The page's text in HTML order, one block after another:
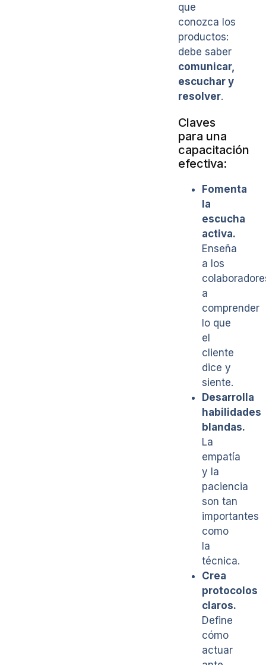
que
conozca los
productos:
debe saber
comunicar,
escuchar y
resolver.
Claves
para una
capacitación
efectiva:
Fomenta
la
escucha
activa.
Enseña
a los
a
comprender
lo que
el
cliente
dice y
siente.
Desarrolla
habilidades
blandas.
La
empatía
y la
paciencia
son tan
importantes
como
la
técnica.
Crea
protocolos
claros.
Define
cómo
actuar